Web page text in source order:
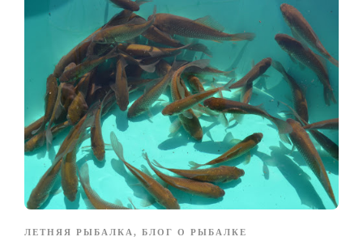
ЛЕТНЯЯ РЫБАЛКА , БЛОГ О РЫБАЛКЕ